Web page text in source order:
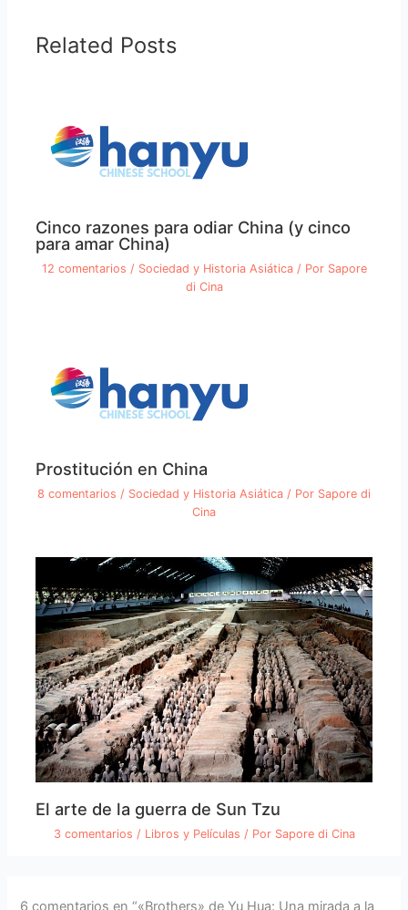
Related Posts
Cinco razones para odiar China (y cinco
para amar China)
12 comentarios / Sociedad y Historia Asiática/ Por Sapore
di Cina
Prostitución en China
8 comentarios / Sociedad y Historia Asiática / Por Sapore di
Cina
El arte de la guerra de Sun Tzu
3 comentarios / Libros y Películas / Por Sapore di Cina
6 comentarios en “«Brothers» de Yu Hua: Una mirada a la